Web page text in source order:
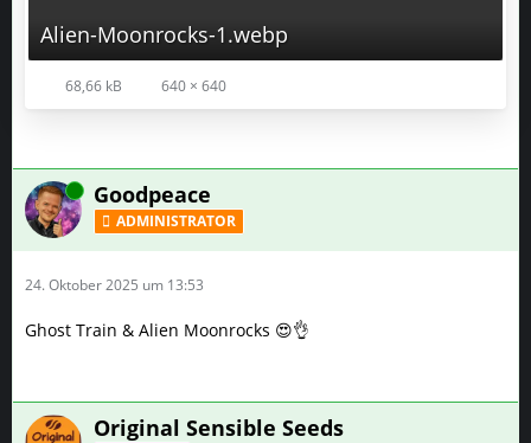
Alien-Moonrocks-1.webp
68,66 kB 640 × 640
Online Goodpeace
ADMINISTRATOR
24. Oktober 2025 um 13:53
Ghost Train & Alien Moonrocks 😍👌
Original Sensible Seeds